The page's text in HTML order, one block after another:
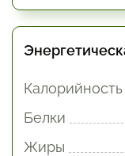
Калорийность
Белки
Жиры